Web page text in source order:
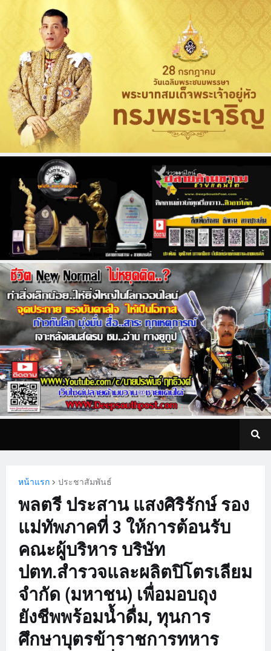
หน้าแรก ประชาสัมพันธ์
พลตรี ประสาน แสงศิริรักษ์ รอง
แม่ทัพภาคที่ 3 ให้การต้อนรับ
คณะผู้บริหาร บริษัท
ปตท.สำรวจและผลิตปิโตรเลียม
จำกัด (มหาชน) เพื่อมอบถุง
ยังชีพพร้อมน้ำดื่ม, ทุนการ
ศึกษาบุตรข้าราชการทหาร